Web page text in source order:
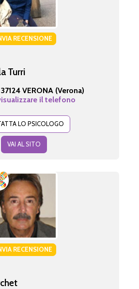
RECENSIONE
Turri
37124 VERONA (Verona)
il telefono
LO PSICOLOGO
VAI AL SITO
RECENSIONE